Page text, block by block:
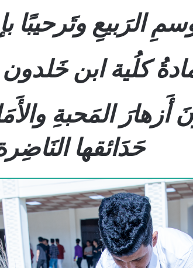
الرَبيعِ وتَرحيبًا
كلُية ابن خَلدون
أَزهارَ المَحبةِ
حَدَائقها